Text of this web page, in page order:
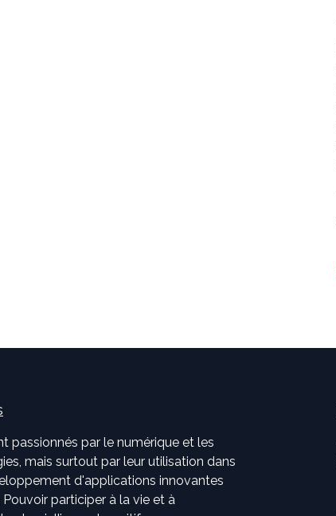
passionnés par le numérique et les
mais surtout par leur utilisation dans
d'applications innovantes
participer à la vie et à